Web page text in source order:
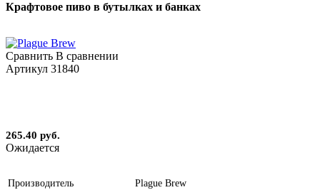
Крафтовое пиво в бутылках и банках
Сравнить В сравнении
Артикул 31840
265.40 руб.
Ожидается
Производитель
Plague Brew